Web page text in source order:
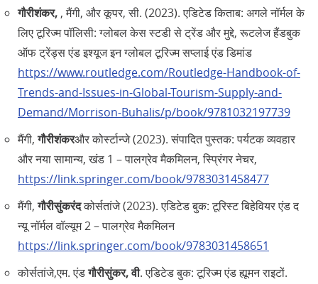
गौरीशंकर, , मैंगी, और कूपर, सी. (2023). एडिटेड किताब: अगले नॉर्मल के
लिए टूरिज्म पॉलिसी: ग्लोबल केस स्टडी से ट्रेंड और मुद्दे, रूटलेज हैंडबुक
ऑफ ट्रेंड्स एंड इश्यूज इन ग्लोबल टूरिज्म सप्लाई एंड डिमांड
https://www.routledge.com/Routledge-Handbook-of-
Trends-and-Issues-in-Global-Tourism-Supply-and-
Demand/Morrison-Buhalis/p/book/9781032197739
मैंगी,गौरीशंकरऔर कोर्स्टान्जे (2023). संपादित पुस्तक: पर्यटक व्यवहार
और नया सामान्य, खंड 1 – पालग्रेव मैकमिलन, स्प्रिंगर नेचर,
https://link.springer.com/book/9783031458477
मैंगी,गौरीसुंकरंदकोर्सतांजे (2023). एडिटेड बुक: टूरिस्ट बिहेवियर एंड द
न्यू नॉर्मल वॉल्यूम 2 – पालग्रेव मैकमिलन
https://link.springer.com/book/9783031458651
कोर्सतांजे,एम. एंडगौरीसुंकर, वी. एडिटेड बुक: टूरिज्म एंड ह्यूमन राइटों.